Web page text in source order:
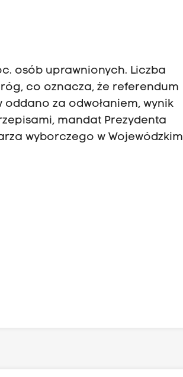
osób uprawnionych. Liczba
co oznacza, że referendum
oddano za odwołaniem, wynik
mandat Prezydenta
wyborczego w Wojewódzkim